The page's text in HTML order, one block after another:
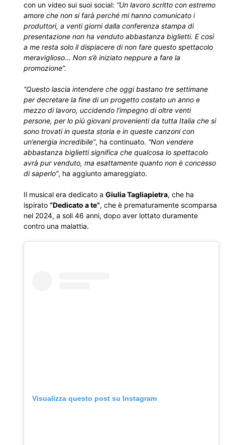
con un video sui suoi social: “Un lavoro scritto con estremo
amore che non si farà perché mi hanno comunicato i
produttori, a venti giorni dalla conferenza stampa di
presentazione non ha venduto abbastanza biglietti. E così
a me resta solo il dispiacere di non fare questo spettacolo
meraviglioso… Non s’è iniziato neppure a fare la
promozione”.
“Questo lascia intendere che oggi bastano tre settimane
per decretare la fine di un progetto costato un anno e
mezzo di lavoro, uccidendo l’impegno di oltre venti
persone, per lo più giovani provenienti da tutta Italia che si
sono trovati in questa storia e in queste canzoni con
un’energia incredibile”, ha continuato. “Non vendere
abbastanza biglietti significa che qualcosa lo spettacolo
avrà pur venduto, ma esattamente quanto non è concesso
di saperlo”, ha aggiunto amareggiato.
Il musical era dedicato a Giulia Tagliapietra, che ha
ispirato “Dedicato a te”, che è prematuramente scomparsa
nel 2024, a soli 46 anni, dopo aver lottato duramente
contro una malattia.
Visualizza questo post su Instagram